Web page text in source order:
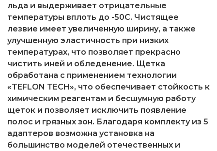
льда и выдерживает отрицательные
температуры вплоть до -50С. Чистящее
лезвие имеет увеличенную ширину, а также
улучшенную эластичность при низких
температурах, что позволяет прекрасно
чистить иней и обледенение. Щетка
обработана с применением технологии
«TEFLON TECH», что обеспечивает стойкость к
химическим реагентам и бесшумную работу
щеток и позволяет исключить появление
полос и грязных зон. Благодаря комплекту из 5
адаптеров возможна установка на
большинство моделей отечественных и